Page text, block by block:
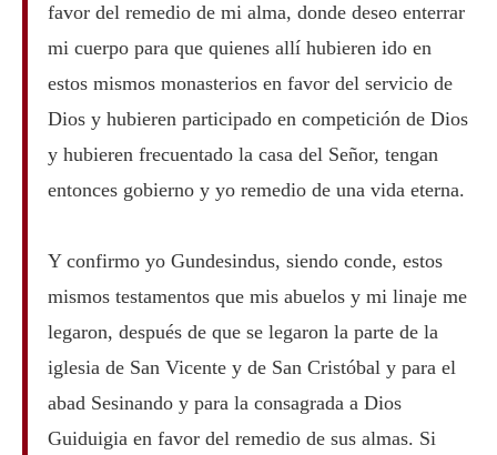
favor del remedio de mi alma, donde deseo enterrar
mi cuerpo para que quienes allí hubieren ido en
estos mismos monasterios en favor del servicio de
Dios y hubieren participado en competición de Dios
y hubieren frecuentado la casa del Señor, tengan
entonces gobierno y yo remedio de una vida eterna.
Y confirmo yo Gundesindus, siendo conde, estos
mismos testamentos que mis abuelos y mi linaje me
legaron, después de que se legaron la parte de la
iglesia de San Vicente y de San Cristóbal y para el
abad Sesinando y para la consagrada a Dios
Guiduigia en favor del remedio de sus almas. Si